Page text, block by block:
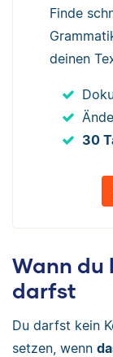
Finde
deinen
30
Wann du
darfst
Du darfst kein
setzen, wenn